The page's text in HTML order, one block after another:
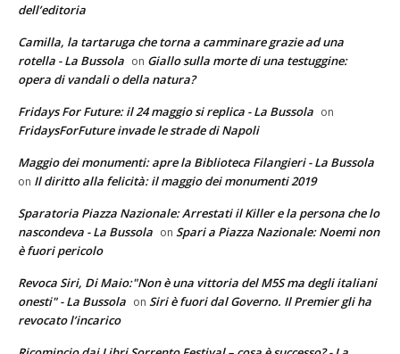
dell’editoria
Camilla, la tartaruga che torna a camminare grazie ad una
rotella - La Bussola on Giallo sulla morte di una testuggine:
opera di vandali o della natura?
Fridays For Future: il 24 maggio si replica - La Bussola on
FridaysForFuture invade le strade di Napoli
Maggio dei monumenti: apre la Biblioteca Filangieri - La Bussola
on Il diritto alla felicità: il maggio dei monumenti 2019
Sparatoria Piazza Nazionale: Arrestati il Killer e la persona che lo
nascondeva - La Bussola on Spari a Piazza Nazionale: Noemi non
è fuori pericolo
Revoca Siri, Di Maio:"Non è una vittoria del M5S ma degli italiani
onesti" - La Bussola on Siri è fuori dal Governo. Il Premier gli ha
revocato l’incarico